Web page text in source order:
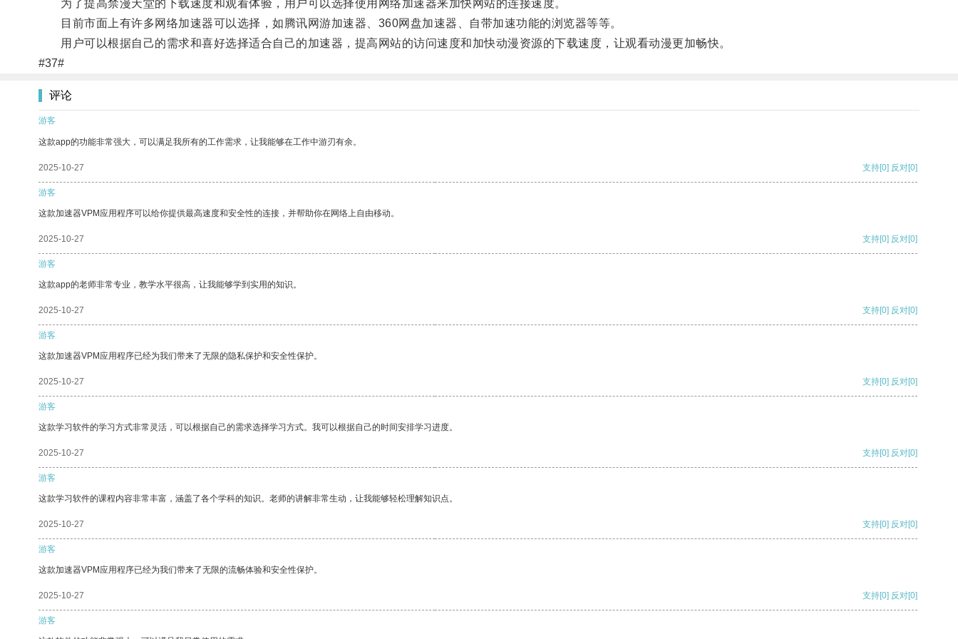
为了提高禁漫天堂的下载速度和观看体验，用户可以选择使用网络加速器来加快网站的连接速度。
目前市面上有许多网络加速器可以选择，如腾讯网游加速器、360网盘加速器、自带加速功能的浏览器等等。
用户可以根据自己的需求和喜好选择适合自己的加速器，提高网站的访问速度和加快动漫资源的下载速度，让观看动漫更加畅快。
#37#
评论
游客
这款app的功能非常强大，可以满足我所有的工作需求，让我能够在工作中游刃有余。
2025-10-27 支持[0] 反对[0]
游客
这款加速器VPM应用程序可以给你提供最高速度和安全性的连接，并帮助你在网络上自由移动。
2025-10-27 支持[0] 反对[0]
游客
这款app的老师非常专业，教学水平很高，让我能够学到实用的知识。
2025-10-27 支持[0] 反对[0]
游客
这款加速器VPM应用程序已经为我们带来了无限的隐私保护和安全性保护。
2025-10-27 支持[0] 反对[0]
游客
这款学习软件的学习方式非常灵活，可以根据自己的需求选择学习方式。我可以根据自己的时间安排学习进度。
2025-10-27 支持[0] 反对[0]
游客
这款学习软件的课程内容非常丰富，涵盖了各个学科的知识。老师的讲解非常生动，让我能够轻松理解知识点。
2025-10-27 支持[0] 反对[0]
游客
这款加速器VPM应用程序已经为我们带来了无限的流畅体验和安全性保护。
2025-10-27 支持[0] 反对[0]
游客